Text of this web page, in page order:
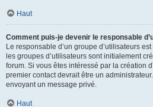
Haut
Comment puis-je devenir le responsable
Le responsable d’un groupe d’utilisateurs
les groupes d’utilisateurs sont initialement
forum. Si vous êtes intéressé par la création
premier contact devrait être un
envoyant un message privé.
Haut